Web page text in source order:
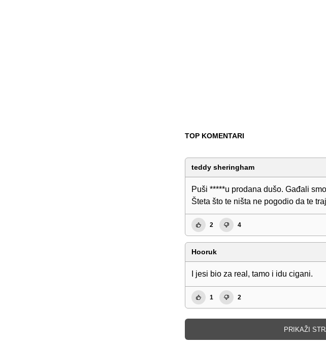
TOP KOMENTARI
teddy sheringham
Puši *****u prodana dušo. Gađali
Šteta što te ništa ne pogodio da te
2 4
Hooruk
I jesi bio za real, tamo i idu cigani.
1 2
PRIKAŽI